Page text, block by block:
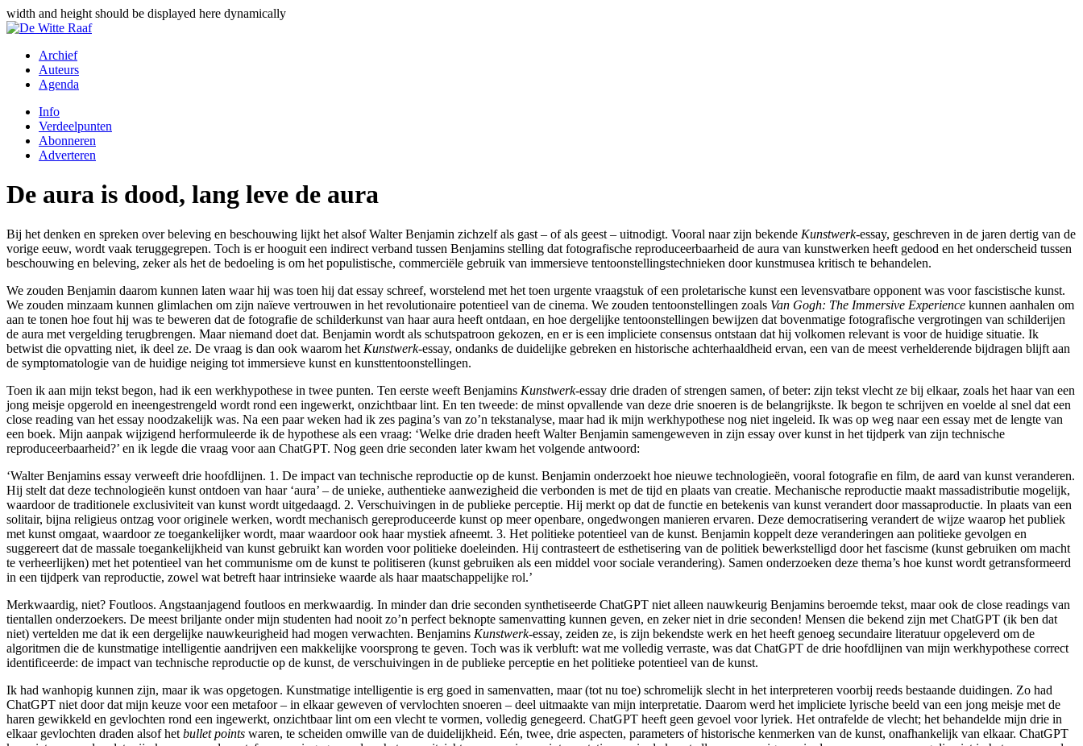
width and height should be displayed here dynamically
Archief
Auteurs
Agenda
Info
Verdeelpunten
Abonneren
Adverteren
De aura is dood, lang leve de aura
Bij het denken en spreken over beleving en beschouwing lijkt het alsof Walter Benjamin zichzelf als gast – of als geest – uitnodigt. Vooral naar zijn bekende Kunstwerk-essay, geschreven in de jaren dertig van de
vorige eeuw, wordt vaak teruggegrepen. Toch is er hooguit een indirect verband tussen Benjamins stelling dat fotografische reproduceerbaarheid de aura van kunstwerken heeft gedood en het onderscheid tussen
beschouwing en beleving, zeker als het de bedoeling is om het populistische, commerciële gebruik van immersieve tentoonstellingstechnieken door kunstmusea kritisch te behandelen.
We zouden Benjamin daarom kunnen laten waar hij was toen hij dat essay schreef, worstelend met het toen urgente vraagstuk of een proletarische kunst een levensvatbare opponent was voor fascistische kunst.
We zouden minzaam kunnen glimlachen om zijn naïeve vertrouwen in het revolutionaire potentieel van de cinema. We zouden tentoonstellingen zoals Van Gogh: The Immersive Experience kunnen aanhalen om
aan te tonen hoe fout hij was te beweren dat de fotografie de schilderkunst van haar aura heeft ontdaan, en hoe dergelijke tentoonstellingen bewijzen dat bovenmatige fotografische vergrotingen van schilderijen
de aura met vergelding terugbrengen. Maar niemand doet dat. Benjamin wordt als schutspatroon gekozen, en er is een impliciete consensus ontstaan dat hij volkomen relevant is voor de huidige situatie. Ik
betwist die opvatting niet, ik deel ze. De vraag is dan ook waarom het Kunstwerk-essay, ondanks de duidelijke gebreken en historische achterhaaldheid ervan, een van de meest verhelderende bijdragen blijft aan
de symptomatologie van de huidige neiging tot immersieve kunst en kunsttentoonstellingen.
Toen ik aan mijn tekst begon, had ik een werkhypothese in twee punten. Ten eerste weeft Benjamins Kunstwerk-essay drie draden of strengen samen, of beter: zijn tekst vlecht ze bij elkaar, zoals het haar van een
jong meisje opgerold en ineengestrengeld wordt rond een ingewerkt, onzichtbaar lint. En ten tweede: de minst opvallende van deze drie snoeren is de belangrijkste. Ik begon te schrijven en voelde al snel dat een
close reading van het essay noodzakelijk was. Na een paar weken had ik zes pagina’s van zo’n tekstanalyse, maar had ik mijn werkhypothese nog niet ingeleid. Ik was op weg naar een essay met de lengte van
een boek. Mijn aanpak wijzigend herformuleerde ik de hypothese als een vraag: ‘Welke drie draden heeft Walter Benjamin samengeweven in zijn essay over kunst in het tijdperk van zijn technische
reproduceerbaarheid?’ en ik legde die vraag voor aan ChatGPT. Nog geen drie seconden later kwam het volgende antwoord:
‘Walter Benjamins essay verweeft drie hoofdlijnen. 1. De impact van technische reproductie op de kunst. Benjamin onderzoekt hoe nieuwe technologieën, vooral fotografie en film, de aard van kunst veranderen.
Hij stelt dat deze technologieën kunst ontdoen van haar ‘aura’ – de unieke, authentieke aanwezigheid die verbonden is met de tijd en plaats van creatie. Mechanische reproductie maakt massadistributie mogelijk,
waardoor de traditionele exclusiviteit van kunst wordt uitgedaagd. 2. Verschuivingen in de publieke perceptie. Hij merkt op dat de functie en betekenis van kunst verandert door massaproductie. In plaats van een
solitair, bijna religieus ontzag voor originele werken, wordt mechanisch gereproduceerde kunst op meer openbare, ongedwongen manieren ervaren. Deze democratisering verandert de wijze waarop het publiek
met kunst omgaat, waardoor ze toegankelijker wordt, maar waardoor ook haar mystiek afneemt. 3. Het politieke potentieel van de kunst. Benjamin koppelt deze veranderingen aan politieke gevolgen en
suggereert dat de massale toegankelijkheid van kunst gebruikt kan worden voor politieke doeleinden. Hij contrasteert de esthetisering van de politiek bewerkstelligd door het fascisme (kunst gebruiken om macht
te verheerlijken) met het potentieel van het communisme om de kunst te politiseren (kunst gebruiken als een middel voor sociale verandering). Samen onderzoeken deze thema’s hoe kunst wordt getransformeerd
in een tijdperk van reproductie, zowel wat betreft haar intrinsieke waarde als haar maatschappelijke rol.’
Merkwaardig, niet? Foutloos. Angstaanjagend foutloos en merkwaardig. In minder dan drie seconden synthetiseerde ChatGPT niet alleen nauwkeurig Benjamins beroemde tekst, maar ook de close readings van
tientallen onderzoekers. De meest briljante onder mijn studenten had nooit zo’n perfect beknopte samenvatting kunnen geven, en zeker niet in drie seconden! Mensen die bekend zijn met ChatGPT (ik ben dat
niet) vertelden me dat ik een dergelijke nauwkeurigheid had mogen verwachten. Benjamins Kunstwerk-essay, zeiden ze, is zijn bekendste werk en het heeft genoeg secundaire literatuur opgeleverd om de
algoritmen die de kunstmatige intelligentie aandrijven een makkelijke voorsprong te geven. Toch was ik verbluft: wat me volledig verraste, was dat ChatGPT de drie hoofdlijnen van mijn werkhypothese correct
identificeerde: de impact van technische reproductie op de kunst, de verschuivingen in de publieke perceptie en het politieke potentieel van de kunst.
Ik had wanhopig kunnen zijn, maar ik was opgetogen. Kunstmatige intelligentie is erg goed in samenvatten, maar (tot nu toe) schromelijk slecht in het interpreteren voorbij reeds bestaande duidingen. Zo had
ChatGPT niet door dat mijn keuze voor een metafoor – in elkaar geweven of vervlochten snoeren – deel uitmaakte van mijn interpretatie. Daarom werd het impliciete lyrische beeld van een jong meisje met de
haren gewikkeld en gevlochten rond een ingewerkt, onzichtbaar lint om een vlecht te vormen, volledig genegeerd. ChatGPT heeft geen gevoel voor lyriek. Het ontrafelde de vlecht; het behandelde mijn drie in
elkaar gevlochten draden alsof het bullet points waren, te scheiden omwille van de duidelijkheid. Eén, twee, drie aspecten, parameters of historische kenmerken van de kunst, onafhankelijk van elkaar. ChatGPT